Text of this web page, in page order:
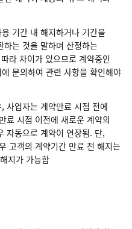
기간 내 해지하거나 기간을
하는 것을 말하며 산정하는
라 차이가 있으므로 계약중인
문의하여 관련 사항을 확인해야
사업자는 계약만료 시점 전에
료 시점 이전에 새로운 계약의
자동으로 계약이 연장됨. 단,
고객의 계약기간 만료 전 해지는
지가 가능함